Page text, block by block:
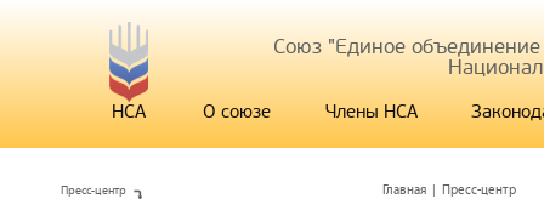
Союз "Единое
НСА О союзе Члены НСА
Главная | Пресс-центр
Пресс-центр